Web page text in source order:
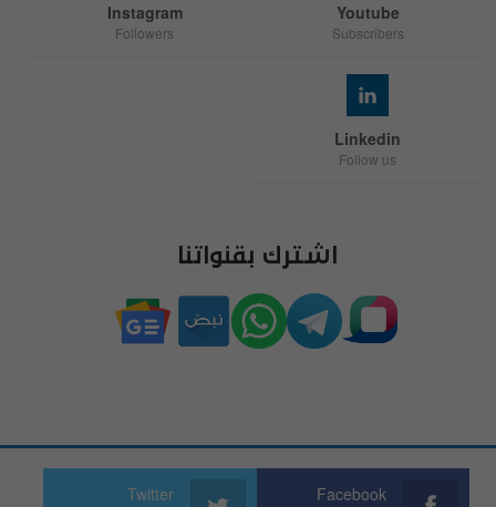
Youtube
Subscribers
Instagram
Followers
Linkedin
Follow us
اشترك بقنواتنا
Facebook
Twitter